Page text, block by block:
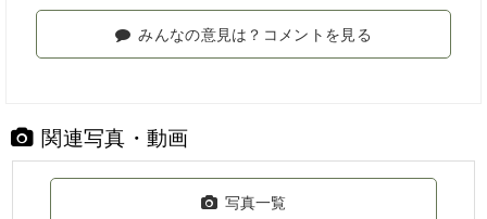
みんなの意見は？コメントを見る
関連写真・動画
写真一覧